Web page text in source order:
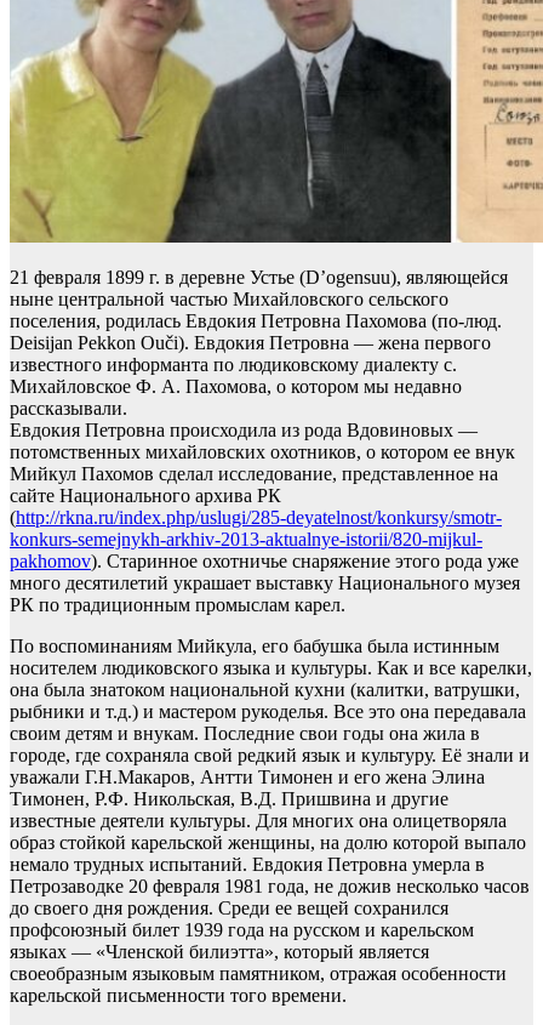
21 февраля 1899 г. в деревне Устье (D’ogensuu), являющейся
ныне центральной частью Михайловского сельского
поселения, родилась Евдокия Петровна Пахомова (по-люд.
Deisijan Pekkon Ouči). Евдокия Петровна — жена первого
известного информанта по людиковскому диалекту с.
Михайловское Ф. А. Пахомова, о котором мы недавно
рассказывали.
Евдокия Петровна происходила из рода Вдовиновых —
потомственных михайловских охотников, о котором ее внук
Мийкул Пахомов сделал исследование, представленное на
сайте Национального архива РК
(http://rkna.ru/index.php/uslugi/285-deyatelnost/konkursy/smotr-
konkurs-semejnykh-arkhiv-2013-aktualnye-istorii/820-mijkul-
pakhomov). Старинное охотничье снаряжение этого рода уже
много десятилетий украшает выставку Национального музея
РК по традиционным промыслам карел.
По воспоминаниям Мийкула, его бабушка была истинным
носителем людиковского языка и культуры. Как и все карелки,
она была знатоком национальной кухни (калитки, ватрушки,
рыбники и т.д.) и мастером рукоделья. Все это она передавала
своим детям и внукам. Последние свои годы она жила в
городе, где сохраняла свой редкий язык и культуру. Её знали и
уважали Г.Н.Макаров, Антти Тимонен и его жена Элина
Тимонен, Р.Ф. Никольская, В.Д. Пришвина и другие
известные деятели культуры. Для многих она олицетворяла
образ стойкой карельской женщины, на долю которой выпало
немало трудных испытаний. Евдокия Петровна умерла в
Петрозаводке 20 февраля 1981 года, не дожив несколько часов
до своего дня рождения. Среди ее вещей сохранился
профсоюзный билет 1939 года на русском и карельском
языках — «Членской билиэтта», который является
своеобразным языковым памятником, отражая особенности
карельской письменности того времени.